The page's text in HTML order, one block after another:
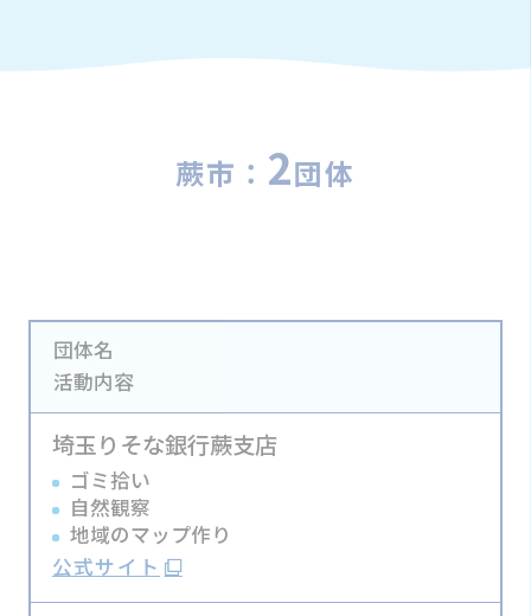
蕨市： 2団体
団体名
活動内容
埼玉りそな銀行蕨支店
ゴミ拾い
自然観察
地域のマップ作り
公式サイト